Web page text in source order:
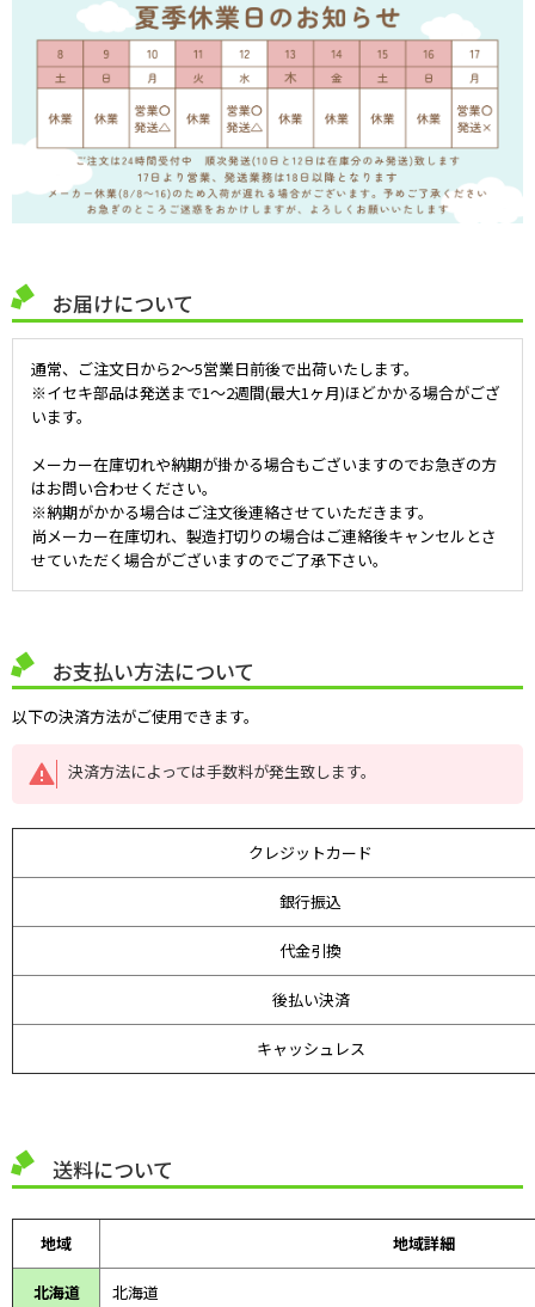
お届けについて
通常、ご注文日から2～5営業日前後で出荷いたします。
※イセキ部品は発送まで1～2週間(最大1ヶ月)ほどかかる場合がござ
います。
メーカー在庫切れや納期が掛かる場合もございますのでお急ぎの方
はお問い合わせください。
※納期がかかる場合はご注文後連絡させていただきます。
尚メーカー在庫切れ、製造打切りの場合はご連絡後キャンセルとさ
せていただく場合がございますのでご了承下さい。
お支払い方法について
以下の決済方法がご使用できます。
決済方法によっては手数料が発生致します。
クレジットカード
銀行振込
代金引換
後払い決済
キャッシュレス
送料について
地域 地域詳細
北海道 北海道